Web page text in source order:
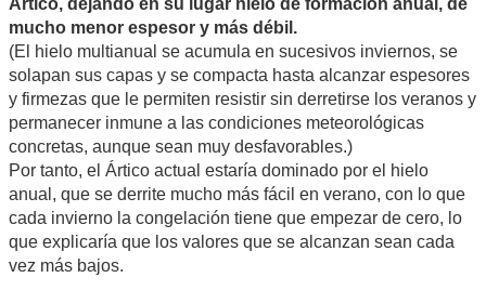
Ártico, dejando en su lugar hielo de formación anual, de
mucho menor espesor y más débil.
(El hielo multianual se acumula en sucesivos inviernos, se
solapan sus capas y se compacta hasta alcanzar espesores
y firmezas que le permiten resistir sin derretirse los veranos y
permanecer inmune a las condiciones meteorológicas
concretas, aunque sean muy desfavorables.)
Por tanto, el Ártico actual estaría dominado por el hielo
anual, que se derrite mucho más fácil en verano, con lo que
cada invierno la congelación tiene que empezar de cero, lo
que explicaría que los valores que se alcanzan sean cada
vez más bajos.